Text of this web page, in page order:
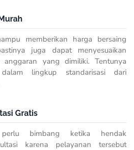
memberikan harga bersaing
juga dapat menyesuaikan
anggaran yang dimiliki. Tentunya
lingkup standarisasi dari
Gratis
bimbang ketika hendak
karena pelayanan tersebut